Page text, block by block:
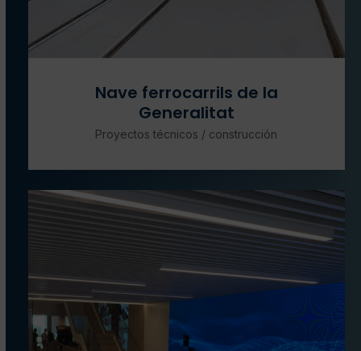
Nave ferrocarrils de la
Generalitat
Proyectos técnicos / construcción